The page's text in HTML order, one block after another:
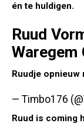
én te huldigen.
Ruud
Waregem
Ruudje opnieuw
— Timbo176
Ruud is coming